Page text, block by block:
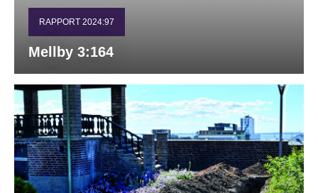
RAPPORT 2024:97
Mellby 3:164